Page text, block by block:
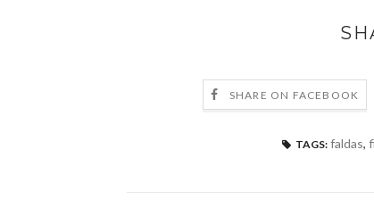
SHARE ON FACEBOOK
TAGS: faldas,